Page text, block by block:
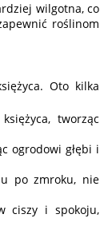
wilgotna, co
roślinom
Oto kilka
tworząc
ogrodowi głębi i
po zmroku, nie
ciszy i spokoju,